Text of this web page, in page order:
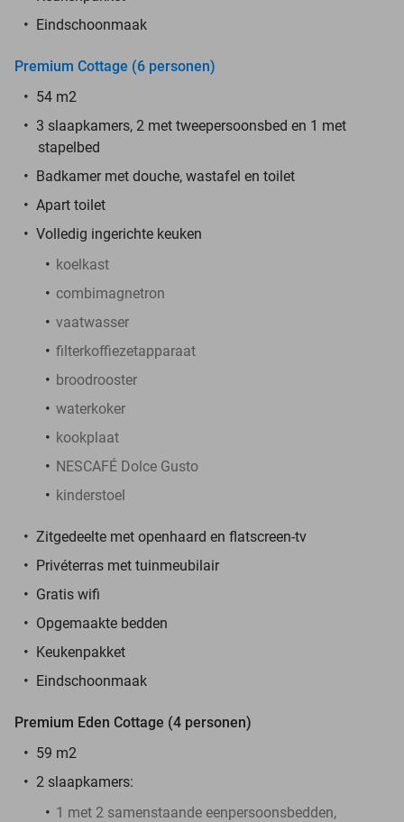
Eindschoonmaak
Premium Cottage (6 personen)
54 m2
3 slaapkamers, 2 met tweepersoonsbed en 1 met
stapelbed
Badkamer met douche, wastafel en toilet
Apart toilet
Volledig ingerichte keuken
koelkast
combimagnetron
vaatwasser
filterkoffiezetapparaat
broodrooster
waterkoker
kookplaat
NESCAFÉ Dolce Gusto
kinderstoel
Zitgedeelte met openhaard en flatscreen-tv
Privéterras met tuinmeubilair
Gratis wifi
Opgemaakte bedden
Keukenpakket
Eindschoonmaak
Premium Eden Cottage (4 personen)
59 m2
2 slaapkamers:
1 met 2 samenstaande eenpersoonsbedden,